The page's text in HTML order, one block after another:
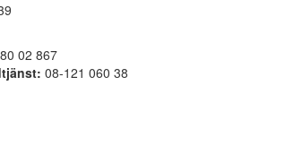
02 867
08-121 060 38